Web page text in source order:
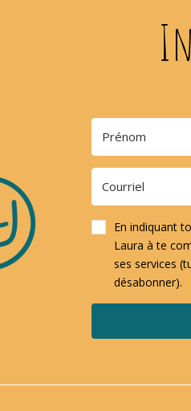
En indiquant
Laura à te
ses services
désabonner).